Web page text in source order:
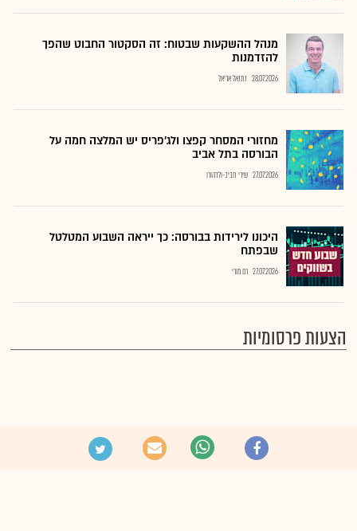
מנהל ההשקעות שבטוח: זה הסקטור החבוט שהפך
להזדמנות
28.07.2026 נתנאל אריאל
מחזורי המסחר קפצו ולג'פריס יש המלצה חמה על
הבורסה בתל אביב
27.07.2026 שירי חביב-ולדהורן
היכונו לירידות בבורסה: כך ייראה השבוע המטלטל
שבפתח
27.07.2026 רם מורי
הצעות פרסומיות